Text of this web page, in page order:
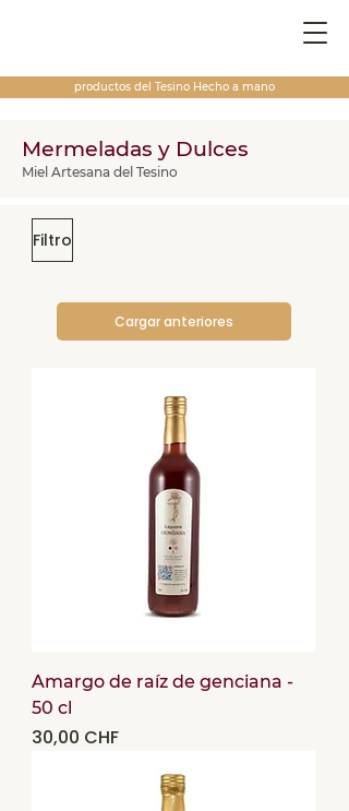
productos del Tesino Hecho a mano
Mermeladas y Dulces
Miel Artesana del Tesino
Filtro
Cargar anteriores
Amargo de raíz de genciana -
50 cl
Precio
30,00 CHF